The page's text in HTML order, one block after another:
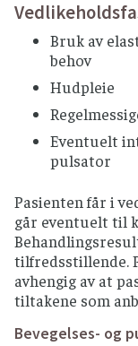
pulsator
Behandlingen
som blåser
Mansjetten,
benet, har
trykkbølge i
stimulerer
hevelsen.
Bruk av
behov
Hudpleie
Eventuelt
pulsator
Pasienten får i
går eventuelt til
tilfredsstillende.
avhengig av at
tiltakene som
Bevegelses- og